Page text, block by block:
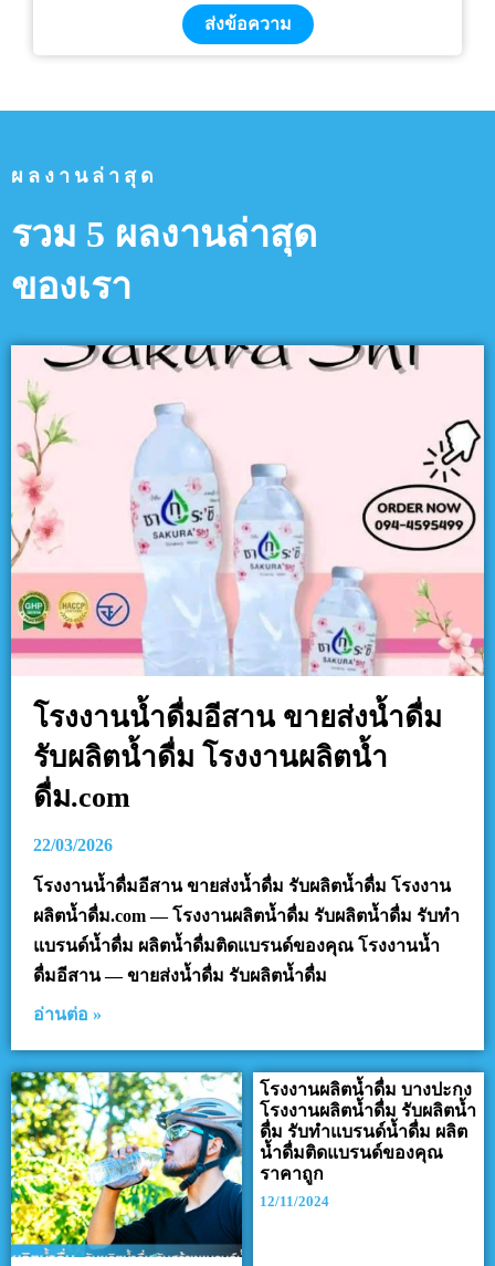
ส่งข้อความ
ผลงานล่าสุด
รวม 5 ผลงานล่าสุด
ของเรา
โรงงานน้ำดื่มอีสาน ขายส่งน้ำดื่ม
รับผลิตน้ำดื่ม โรงงานผลิตน้ำ
ดื่ม.com
22/03/2026
โรงงานน้ำดื่มอีสาน ขายส่งน้ำดื่ม รับผลิตน้ำดื่ม โรงงาน
ผลิตน้ำดื่ม.com — โรงงานผลิตน้ำดื่ม รับผลิตน้ำดื่ม รับทำ
แบรนด์น้ำดื่ม ผลิตน้ำดื่มติดแบรนด์ของคุณ โรงงานน้ำ
ดื่มอีสาน — ขายส่งน้ำดื่ม รับผลิตน้ำดื่ม
อ่านต่อ »
โรงงานผลิตน้ำดื่ม บางปะกง
โรงงานผลิตน้ำดื่ม รับผลิตน้ำ
ดื่ม รับทำแบรนด์น้ำดื่ม ผลิต
น้ำดื่มติดแบรนด์ของคุณ
ราคาถูก
12/11/2024